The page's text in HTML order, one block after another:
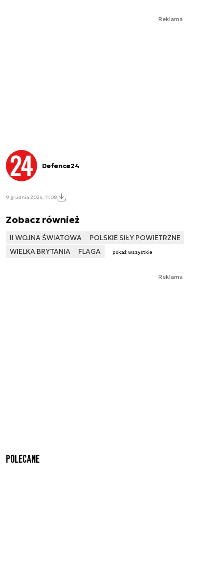
Reklama
Defence24
9 grudnia 2024, 11:08
Zobacz również
II WOJNA ŚWIATOWA
POLSKIE SIŁY POWIETRZNE
WIELKA BRYTANIA
FLAGA pokaż wszystkie
Reklama
Polecane